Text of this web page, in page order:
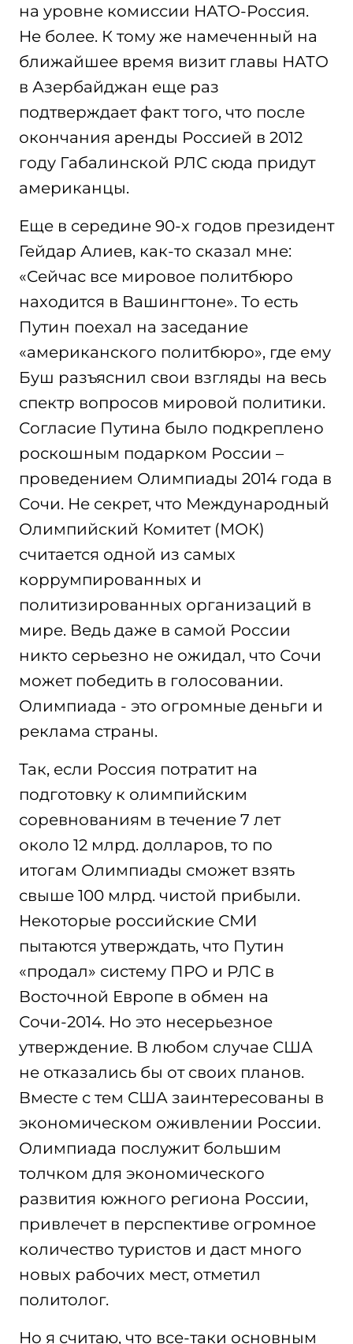
на уровне комиссии НАТО-Россия.
Не более. К тому же намеченный на
ближайшее время визит главы НАТО
в Азербайджан еще раз
подтверждает факт того, что после
окончания аренды Россией в 2012
году Габалинской РЛС сюда придут
американцы.
Еще в середине 90-х годов президент
Гейдар Алиев, как-то сказал мне:
«Сейчас все мировое политбюро
находится в Вашингтоне». То есть
Путин поехал на заседание
«американского политбюро», где ему
Буш разъяснил свои взгляды на весь
спектр вопросов мировой политики.
Согласие Путина было подкреплено
роскошным подарком России –
проведением Олимпиады 2014 года в
Сочи. Не секрет, что Международный
Олимпийский Комитет (МОК)
считается одной из самых
коррумпированных и
политизированных организаций в
мире. Ведь даже в самой России
никто серьезно не ожидал, что Сочи
может победить в голосовании.
Олимпиада - это огромные деньги и
реклама страны.
Так, если Россия потратит на
подготовку к олимпийским
соревнованиям в течение 7 лет
около 12 млрд. долларов, то по
итогам Олимпиады сможет взять
свыше 100 млрд. чистой прибыли.
Некоторые российские СМИ
пытаются утверждать, что Путин
«продал» систему ПРО и РЛС в
Восточной Европе в обмен на
Сочи-2014. Но это несерьезное
утверждение. В любом случае США
не отказались бы от своих планов.
Вместе с тем США заинтересованы в
экономическом оживлении России.
Олимпиада послужит большим
толчком для экономического
развития южного региона России,
привлечет в перспективе огромное
количество туристов и даст много
новых рабочих мест, отметил
политолог.
Но я считаю, что все-таки основным